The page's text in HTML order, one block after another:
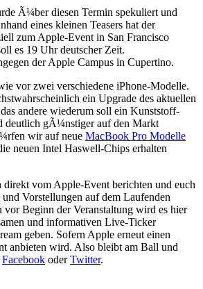
Ã¼ber diesen Termin spekuliert und
eines kleinen Teasers hat der
zum Apple-Event in San Francisco
es 19 Uhr deutscher Zeit.
der Apple Campus in Cupertino.
vor zwei verschiedene iPhone-Modelle.
ein Upgrade des aktuellen
andere wiederum soll ein Kunststoff-
deutlich gÃ¼nstiger auf den Markt
wir auf neue MacBook Pro Modelle
neuen Intel Haswell-Chips erhalten
vom Apple-Event berichten und euch
Vorstellungen auf dem Laufenden
vor Beginn der Veranstaltung wird es hier
und informativen Live-Ticker
geben. Sofern Apple erneut einen
anbieten wird. Also bleibt am Ball und
Facebook oderTwitter.